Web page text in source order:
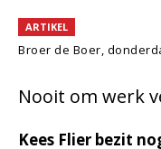
ARTIKEL
Broer de Boer,
Nooit om werk
Kees Flier bezit